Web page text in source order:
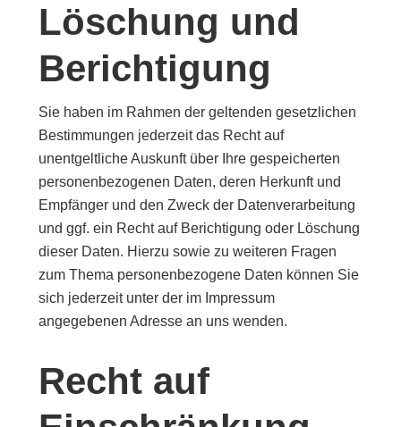
Löschung und
Berichtigung
Sie haben im Rahmen der geltenden gesetzlichen
Bestimmungen jederzeit das Recht auf
unentgeltliche Auskunft über Ihre gespeicherten
personenbezogenen Daten, deren Herkunft und
Empfänger und den Zweck der Datenverarbeitung
und ggf. ein Recht auf Berichtigung oder Löschung
dieser Daten. Hierzu sowie zu weiteren Fragen
zum Thema personenbezogene Daten können Sie
sich jederzeit unter der im Impressum
angegebenen Adresse an uns wenden.
Recht auf